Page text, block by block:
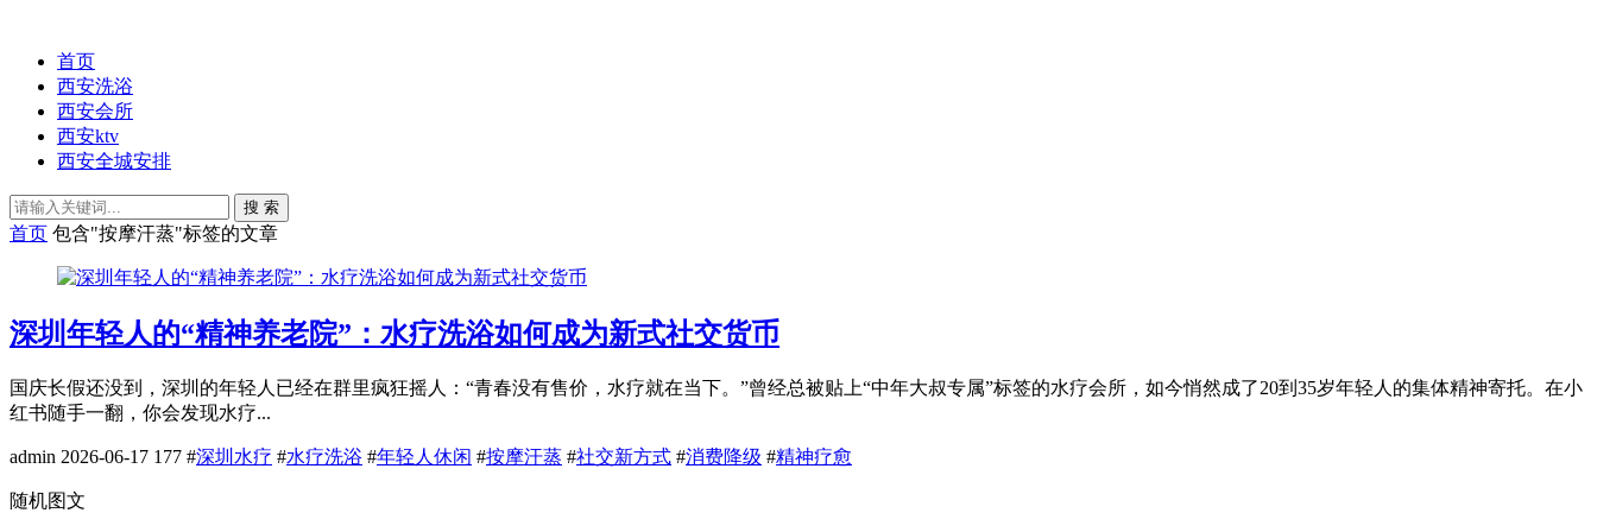
首页
西安洗浴
西安会所
西安ktv
西安全城安排
搜 索
首页 包含"按摩汗蒸"标签的文章
深圳年轻人的“精神养老院”：水疗洗浴如何成为新式社交货币
国庆长假还没到，深圳的年轻人已经在群里疯狂摇人：“青春没有售价，水疗就在当下。”曾经总被贴上“中年大叔专属”标签的水疗会所，如今悄然成了20到35岁年轻人的集体精神寄托。在小
红书随手一翻，你会发现水疗...
admin 2026-06-17 177 #深圳水疗 #水疗洗浴 #年轻人休闲 #按摩汗蒸 #社交新方式 #消费降级 #精神疗愈
随机图文